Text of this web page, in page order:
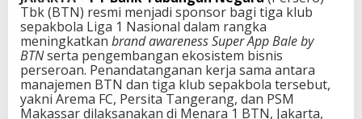
Tbk (BTN) resmi menjadi sponsor bagi tiga klub
sepakbola Liga 1 Nasional dalam rangka
meningkatkan brand awareness Super App Bale by
BTNserta pengembangan ekosistem bisnis
perseroan. Penandatanganan kerja sama antara
manajemen BTN dan tiga klub sepakbola tersebut,
yakni Arema FC, Persita Tangerang, dan PSM
Makassar dilaksanakan di Menara 1 BTN, Jakarta,